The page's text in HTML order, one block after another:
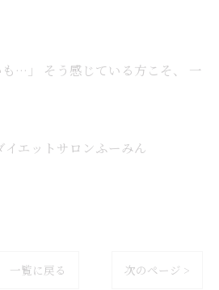
も…」 そう感じている方こそ、 一
エットサロンふーみん
一覧に戻る 次のページ >